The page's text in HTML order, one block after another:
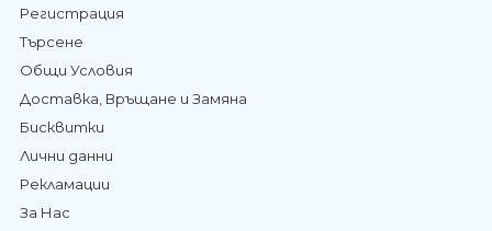
Регистрация
Търсене
Общи Условия
Доставка, Връщане и Замяна
Бисквитки
Лични данни
Рекламации
За Нас